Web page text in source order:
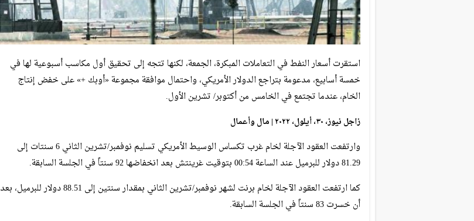
استقرت أسعار النفط في التعاملات المبكرة، الجمعة، لكنها تتجه إلى تحقيق أول مكاسب أسبوعية لها في
خمسة أسابيع، مدعومة بتراجع الدولار الأمريكي، واحتمال موافقة مجموعة «أوبك +» على خفض إنتاج
الخام، عندما تجتمع في الخامس من أكتوبر/ تشرين الأول.
زاجل نيوز، ٣٠، أيلول، ٢٠٢٢ | مال وأعمال
وارتفعت العقود الآجلة لخام غرب تكساس الوسيط الأمريكي تسليم نوفمبر/تشرين الثاني 6 سنتات إلى
81.29 دولار للبرميل عند الساعة 00:54 بتوقيت غرينتش بعد انخفاضها 92 سنتاً في الجلسة السابقة.
كما ارتفعت العقود الآجلة لخام برنت لشهر نوفمبر/تشرين الثاني بمقدار سنتين إلى 88.51 دولار للبرميل، بعد
أن خسرت 83 سنتاً في الجلسة السابقة.